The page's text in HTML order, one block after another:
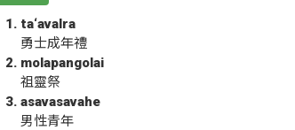
ta‘avalra
勇士成年禮
molapangolai
祖靈祭
asavasavahe
男性青年